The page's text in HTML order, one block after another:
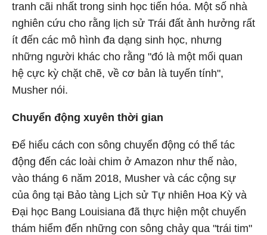
tranh cãi nhất trong sinh học tiến hóa. Một số nhà
nghiên cứu cho rằng lịch sử Trái đất ảnh hưởng rất
ít đến các mô hình đa dạng sinh học, nhưng
những người khác cho rằng "đó là một mối quan
hệ cực kỳ chặt chẽ, về cơ bản là tuyến tính",
Musher nói.
Chuyển động xuyên thời gian
Để hiểu cách con sông chuyển động có thể tác
động đến các loài chim ở Amazon như thế nào,
vào tháng 6 năm 2018, Musher và các cộng sự
của ông tại Bảo tàng Lịch sử Tự nhiên Hoa Kỳ và
Đại học Bang Louisiana đã thực hiện một chuyến
thám hiểm đến những con sông chảy qua "trái tim"